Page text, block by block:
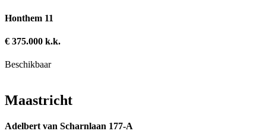
Honthem 11
€ 375.000 k.k.
Beschikbaar
Maastricht
Adelbert van Scharnlaan 177-A